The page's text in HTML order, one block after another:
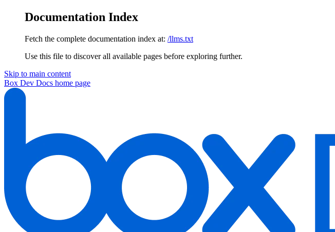
Documentation Index
Fetch the complete documentation index at: /llms.txt
Use this file to discover all available pages before exploring further.
Skip to main content
Box Dev Docs home page